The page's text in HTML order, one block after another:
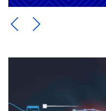
Ein Element zurück
Ein Element